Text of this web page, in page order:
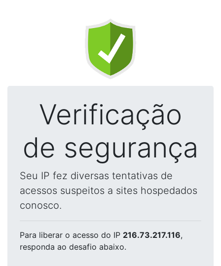
Verificação
de segurança
Seu IP fez diversas tentativas de
acessos suspeitos a sites hospedados
conosco.
Para liberar o acesso do IP 216.73.217.116,
responda ao desafio abaixo.